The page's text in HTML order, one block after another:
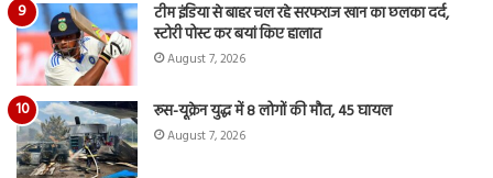
टीम इंडिया से बाहर चल रहे सरफराज खान का छलका दर्द,
स्टोरी पोस्ट कर बयां किए हालात
August 7, 2026
रूस-यूक्रेन युद्ध में 8 लोगों की मौत, 45 घायल
August 7, 2026